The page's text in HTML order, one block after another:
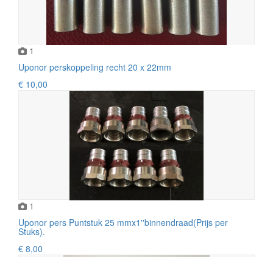
1
Uponor perskoppeling recht 20 x 22mm
€ 10,00
1
Uponor pers Puntstuk 25 mmx1''binnendraad(Prijs per
Stuks).
€ 8,00